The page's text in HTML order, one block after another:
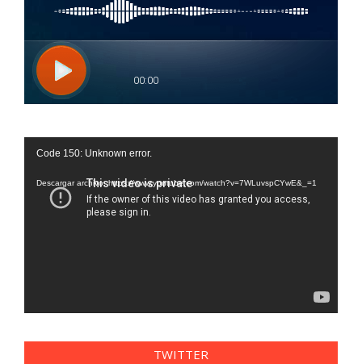
Reproductor
vídeo
Code 150: Unknown error.
Descargar archivo: https://www.youtube.com/watch?v=7WLuvspCYwE&_=1
TWITTER